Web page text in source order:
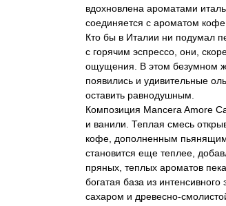
вдохновлена ароматами
соединяется с ароматом кофе
Кто бы в Италии ни подумал
с горячим эспрессо, они,
ощущения. В этом безумном
появились и удивительные
оставить равнодушным.
Композиция Mancera Amore
и ванили. Теплая смесь
кофе, дополненным пьянящим
становится еще теплее,
пряных, теплых ароматов
богатая база из
сахаром и древесно-